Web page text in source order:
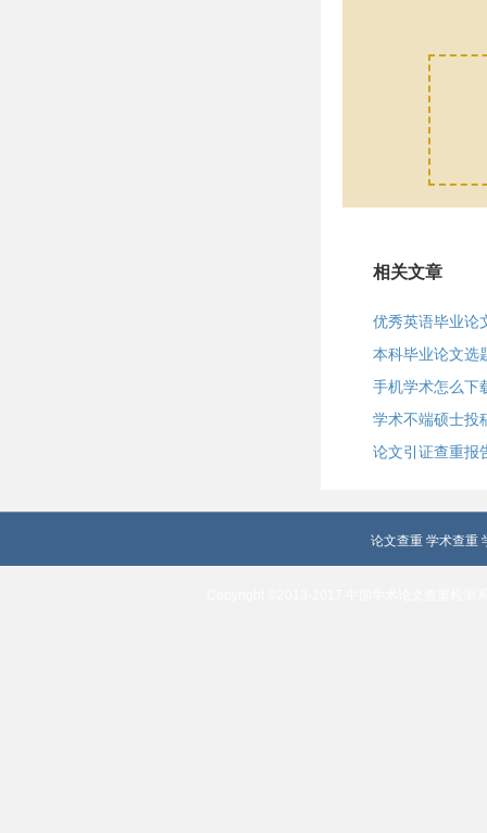
相关文章
优秀英语毕业论
本科毕业论文选
手机学术怎么下
学术不端硕士投
论文引证查重报
论文查重 学术查重